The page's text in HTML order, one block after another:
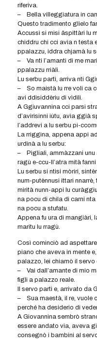
riferiva.
– Bella villeggiatura in
Questo tradimento glielo
Accussì si misi âspittàri lu
chiddru chi cci avìa n testa
ppalazzu, iddra chjamà lu
– Va nti l’amanti di me
ppalazzu rriàli.
Lu serbu partì, arriva nti
– So maistà lu rre voli ca
avi ddisiddèriu di vìdili.
A Ggiuvannina cci parsi
d’avirisinni iùtu, avìa ggià
l’addrevi a lu serbu pi-
La rriggina, appena appi
urdinà a lu serbu:
– Pìgliali, ammàzzani unu
ragù e-ccu-ll’atra mità fanni
Lu serbu si ntisi mòriri,
num-putènnusi ittari
mirità nunn-appi lu
na pocu di chila di carni
na pocu a stufatu.
Appena fu ura di mangiàri,
maritu lu rragù.
Così cominciò ad
piano che aveva in mente
palazzo, lei chiamò il servo
– Vai dall’amante di mio
figli a palazzo reale.
Il servo partì e, arrivato da
– Sua maestà, il re, vuole
perché ha desiderio di
A Giovannina sembrò
essere andato via, aveva
consegnò i bambini al